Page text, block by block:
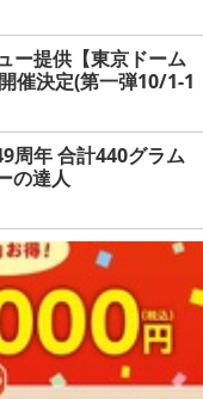
ー提供【東京ドーム
催決定(第一弾10/1-1
周年 合計440グラム
の達人